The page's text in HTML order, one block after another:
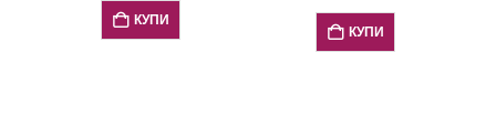
КУПИ
КУПИ